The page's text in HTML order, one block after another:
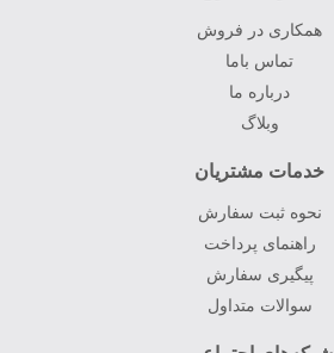
همکاری در فروش
تماس باما
درباره ما
وبلاگ
خدمات مشتریان
نحوه ثبت سفارش
راهنمای پرداخت
پیگیری سفارش
سوالات متداول